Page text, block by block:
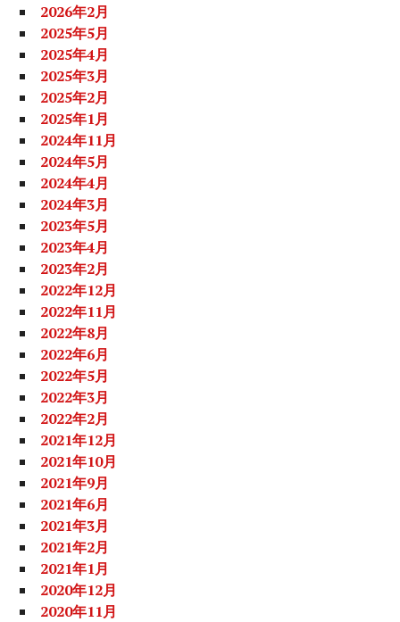
2026年2月
2025年5月
2025年4月
2025年3月
2025年2月
2025年1月
2024年11月
2024年5月
2024年4月
2024年3月
2023年5月
2023年4月
2023年2月
2022年12月
2022年11月
2022年8月
2022年6月
2022年5月
2022年3月
2022年2月
2021年12月
2021年10月
2021年9月
2021年6月
2021年3月
2021年2月
2021年1月
2020年12月
2020年11月